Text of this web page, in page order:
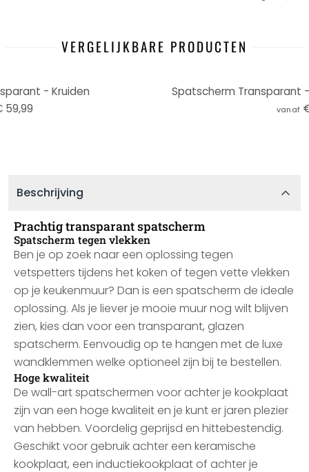
VERGELIJKBARE PRODUCTEN
- Kruiden
59,99
Spatscherm Transparant
vanaf
Beschrijving
Prachtig transparant spatscherm
Spatscherm tegen vlekken
Ben je op zoek naar een oplossing tegen
vetspetters tijdens het koken of tegen vette vlekken
op je keukenmuur? Dan is een spatscherm de ideale
oplossing. Als je liever je mooie muur nog wilt blijven
zien, kies dan voor een transparant, glazen
spatscherm. Eenvoudig op te hangen met de luxe
wandklemmen welke optioneel zijn bij te bestellen.
Hoge kwaliteit
De wall-art spatschermen voor achter je kookplaat
zijn van een hoge kwaliteit en je kunt er jaren plezier
van hebben. Voordelig geprijsd en hittebestendig.
Geschikt voor gebruik achter een keramische
kookplaat, een inductiekookplaat of achter je